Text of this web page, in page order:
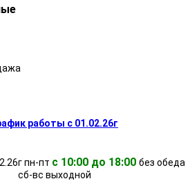
работы с 01.02.26г
пн-пт с 10:00 до 18:00 без обеда
cб-вс выходной